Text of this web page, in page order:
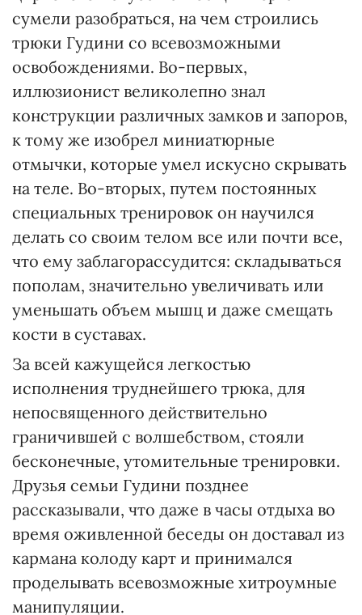
сумели разобраться, на чем строились
трюки Гудини со всевозможными
освобождениями. Во-первых,
иллюзионист великолепно знал
конструкции различных замков и запоров,
к тому же изобрел миниатюрные
отмычки, которые умел искусно скрывать
на теле. Во-вторых, путем постоянных
специальных тренировок он научился
делать со своим телом все или почти все,
что ему заблагорассудится: складываться
пополам, значительно увеличивать или
уменьшать объем мышц и даже смещать
кости в суставах.
За всей кажущейся легкостью
исполнения труднейшего трюка, для
непосвященного действительно
граничившей с волшебством, стояли
бесконечные, утомительные тренировки.
Друзья семьи Гудини позднее
рассказывали, что даже в часы отдыха во
время оживленной беседы он доставал из
кармана колоду карт и принимался
проделывать всевозможные хитроумные
манипуляции.